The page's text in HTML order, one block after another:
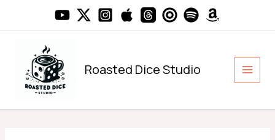
Roasted Dice Studio